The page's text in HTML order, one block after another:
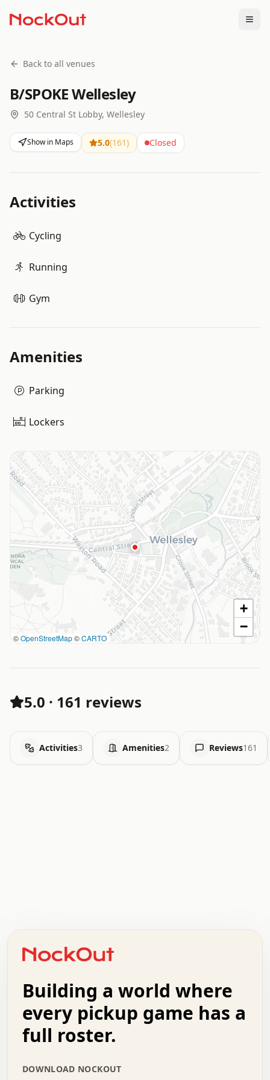
Back to all venues
B/SPOKE Wellesley
50 Central St Lobby, Wellesley
Show in Maps 5.0(161) Closed
Activities
Cycling
Running
Gym
Amenities
Parking
Lockers
©OpenStreetMap©CARTO
+
−
5.0 · 161 reviews
Activities3 Amenities2 Reviews161
+   .   .   .   .   .   .   .   .   .   +   .   .
.   .   .   .   .   .   .   .   .   .   .   :   .
.   .   .   .   +   .   .   .   .   .   .   .   +
.   :   .   .   .   .   .   .   .   .   o   .   .
.   .   x   .   .   .   .   .   .   :   .   .   o
.   .   .   .   :   .   .   .   .   o   .   .   .
.   .   .   .   .   .   .   :   .   .   .   .   .
Building a world where
every pickup game has a
full roster.
DOWNLOAD NOCKOUT